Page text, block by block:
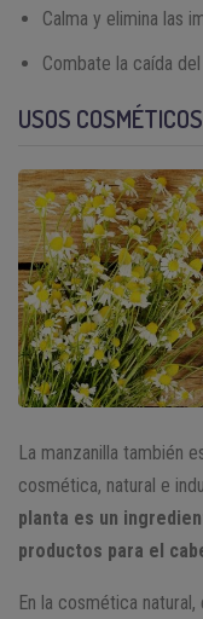
Calma y elimina las
Combate la caída
USOS
La manzanilla también
cosmética, natural e
planta es un
productos para el
En la cosmética